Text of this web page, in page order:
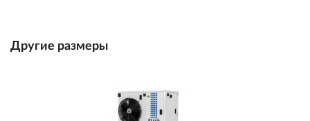
Другие размеры